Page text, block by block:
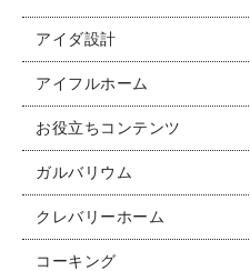
アイダ設計
アイフルホーム
お役立ちコンテンツ
ガルバリウム
クレバリーホーム
コーキング
ココだけの話
お問い合わせ